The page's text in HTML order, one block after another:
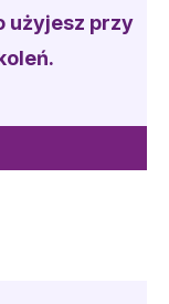
użyjesz przy